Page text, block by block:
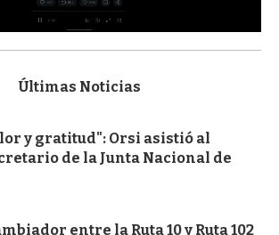
Últimas Noticias
y gratitud": Orsi asistió al
de la Junta Nacional de
entre la Ruta 10 y Ruta 102